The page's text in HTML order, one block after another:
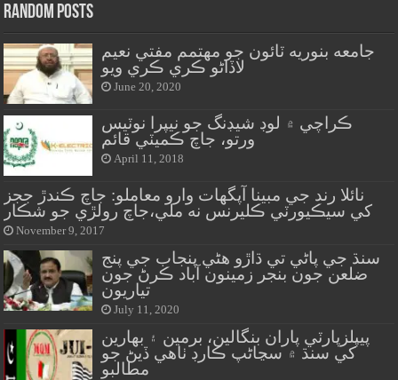
Random Posts
جامعه بنوريه ٽائون جو مهتمم مفتي نعيم
لاڏاڻو ڪري ڪري ويو
June 20, 2020
ڪراچي ۾ لوڊ شيڊنگ جو نيپرا نوٽيس
ورتو، جاچ ڪميٽي قائم
April 11, 2018
نائلا رند جي مبينا آپگهات وارو معاملو: جاچ ڪندڙ ججز
کي سيڪيورٽي ڪليرنس نه ملي،جاچ رولڙي جو شڪار
November 9, 2017
سنڌ جي پاڻي تي ڌاڙو هڻي پنجاب جي پنج
ضلعن جون بنجر زمينون آباد ڪرڻ جون
تياريون
July 11, 2020
پيپلزپارٽي پاران بنگالين، برمين ۽ بهارين
کي سنڌ ۾ سڃاڻپ ڪارڊ ٺاهي ڏيڻ جو
مطالبو